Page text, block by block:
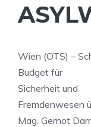
Wien (OTS) –
Budget für
Sicherheit und
Fremdenwesen
Mag. Gernot